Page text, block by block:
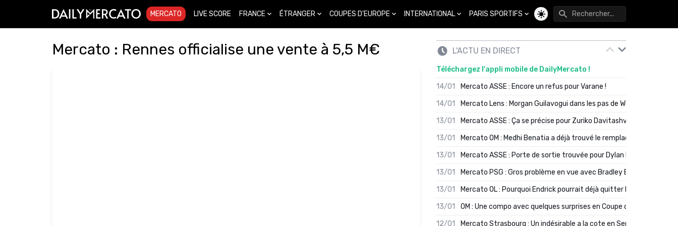
MERCATO LIVE SCORE FRANCE ÉTRANGER COUPES D'EUROPE INTERNATIONAL PARIS SPORTIFS
Changer de thème
Mercato : Rennes officialise une vente à 5,5 M€ L'ACTU EN DIRECT
Téléchargez l'appli mobile de DailyMercato !
14/01
Mercato ASSE : Encore un refus pour Varane !
14/01
Mercato Lens : Morgan Guilavogui dans les pas de Will Still ?
13/01
Mercato ASSE : Ça se précise pour Zuriko Davitashvili
13/01
Mercato OM : Medhi Benatia a déjà trouvé le remplaçant de Robinio
13/01
Mercato ASSE : Porte de sortie trouvée pour Dylan Batubinsika
13/01
Mercato PSG : Gros problème en vue avec Bradley Barcola ?
13/01
Mercato OL : Pourquoi Endrick pourrait déjà quitter Lyon en janvier
13/01
OM : Une compo avec quelques surprises en Coupe de France
12/01
Mercato Strasbourg : Un indésirable a la cote en Serie A